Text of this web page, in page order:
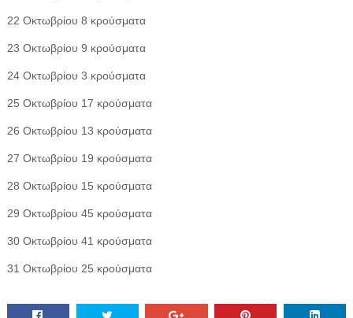
22 Οκτωβρίου 8 κρούσματα
23 Οκτωβρίου 9 κρούσματα
24 Οκτωβρίου 3 κρούσματα
25 Οκτωβρίου 17 κρούσματα
26 Οκτωβρίου 13 κρούσματα
27 Οκτωβρίου 19 κρούσματα
28 Οκτωβρίου 15 κρούσματα
29 Οκτωβρίου 45 κρούσματα
30 Οκτωβρίου 41 κρούσματα
31 Οκτωβρίου 25 κρούσματα